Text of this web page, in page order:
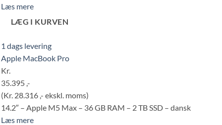
Læs mere
LÆG I KURVEN
1 dags levering
Apple MacBook Pro
Kr.
35.395 ,-
(Kr. 28.316 ,- ekskl. moms)
14.2″ – Apple M5 Max – 36 GB RAM – 2 TB SSD – dansk
Læs mere